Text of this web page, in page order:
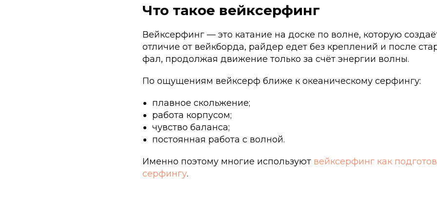
Что такое вейксерфинг
Вейксерфинг — это катание на доске по волне, которую
отличие от вейкборда, райдер едет без креплений и после
фал, продолжая движение только за счёт энергии волны.
По ощущениям вейксерф ближе к океаническому серфингу:
плавное скольжение;
работа корпусом;
чувство баланса;
постоянная работа с волной.
Именно поэтому многие используют вейксерфинг как
серфингу.